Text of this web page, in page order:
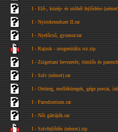
I - Elő-, közép- és utóbél fejlődése
I - Nyirokrendszer II.rar
I - Nyelőcső, gyomor.rar
I - Rajzok - urogenitális rsz.zip
I - Zsigertani bevezetés; tömlős és
I - Szív (német).rar
I - Orrüreg, melléküregek, gége porcai,
I - Parodontium.rar
I - Női gáttájék.rar
I - Szívfejlődés (német).zip